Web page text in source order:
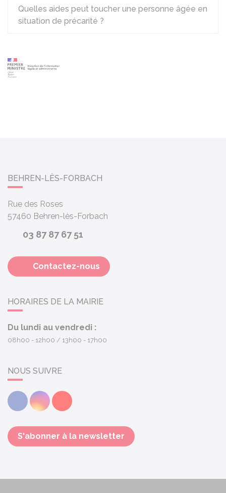
Quelles aides peut toucher une personne âgée en
situation de précarité ?
BEHREN-LÈS-FORBACH
Rue des Roses
57460 Behren-lès-Forbach
03 87 87 67 51
Contactez-nous
HORAIRES DE LA MAIRIE
Du lundi au vendredi :
08h00 - 12h00 13h00 - 17h00
NOUS SUIVRE
FacebookInstagramYoutube
S'abonner à la newsletter